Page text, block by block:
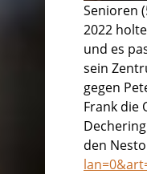
Senioren
2022
und es
sein
gegen
Frank die
den